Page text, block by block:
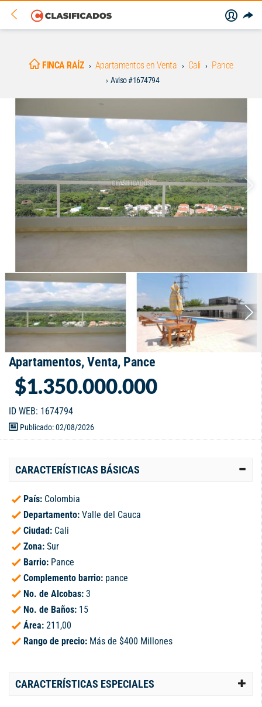
FINCA RAÍZ Apartamentos en Venta Cali Pance
Aviso #1674794
Apartamentos, Venta, Pance
$1.350.000.000
ID WEB: 1674794
Publicado: 02/08/2026
CARACTERÍSTICAS BÁSICAS
País: Colombia
Departamento: Valle del Cauca
Ciudad: Cali
Zona: Sur
Barrio: Pance
Complemento barrio: pance
No. de Alcobas: 3
No. de Baños: 15
Área: 211,00
Rango de precio: Más de $400 Millones
CARACTERÍSTICAS ESPECIALES